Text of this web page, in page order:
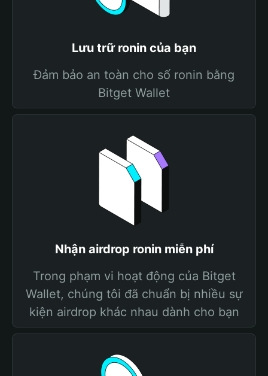
Lưu trữ ronin của bạn
Đảm bảo an toàn cho số ronin bằng
Bitget Wallet
Nhận airdrop ronin miễn phí
Trong phạm vi hoạt động của Bitget
Wallet, chúng tôi đã chuẩn bị nhiều sự
kiện airdrop khác nhau dành cho bạn